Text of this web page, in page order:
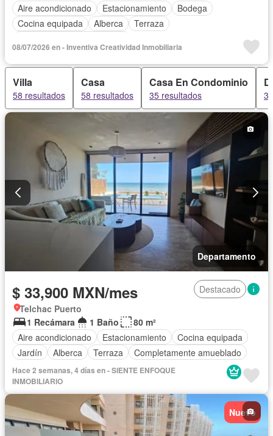
Aire acondicionado
Estacionamiento
Bodega
Cocina equipada
Alberca
Terraza
08/07/2026 en - Inventiva Creatividad Inmobiliaria
Villa
58 resultados
Casa
58 resultados
Casa En Condominio
35 resultados
Departamento
$ 33,900 MXN/mes
Destacado
Telchac Puerto
1 Recámara
1 Baño
80 m²
Aire acondicionado
Estacionamiento
Cocina equipada
Jardín
Alberca Terraza Completamente amueblado
Hace 2 semanas, 4 días en - SIENTE ENFOQUE
INMOBILIARIO
Nuevo